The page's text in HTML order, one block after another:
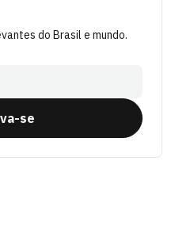
do Brasil e mundo.
se